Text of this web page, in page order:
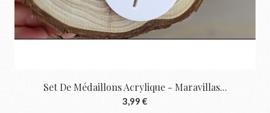
Set De Médaillons Acrylique - Maravillas...
3,99 €